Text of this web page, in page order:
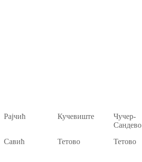
Рајчић
Кучевиште
Чучер-
Сандево
Савић Тетово Тетово